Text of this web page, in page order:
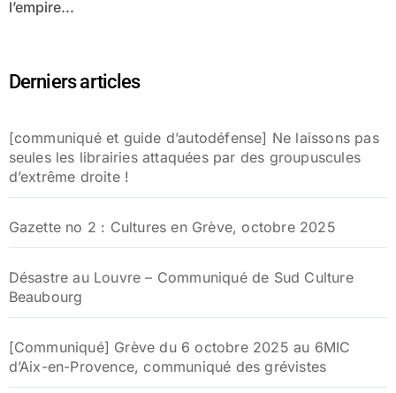
l’empire...
Derniers articles
[communiqué et guide d’autodéfense] Ne laissons pas
seules les librairies attaquées par des groupuscules
d’extrême droite !
Gazette no 2 : Cultures en Grève, octobre 2025
Désastre au Louvre – Communiqué de Sud Culture
Beaubourg
[Communiqué] Grève du 6 octobre 2025 au 6MIC
d’Aix-en-Provence, communiqué des grévistes